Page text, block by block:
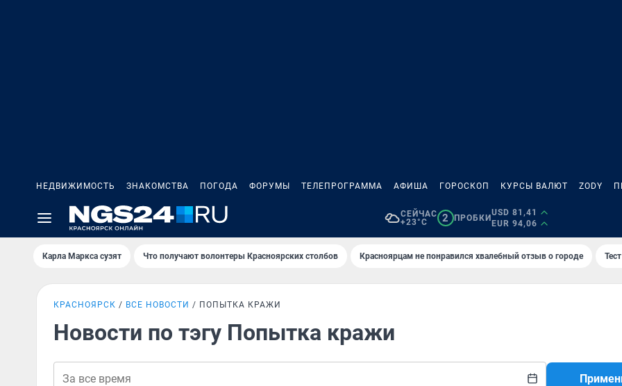
НЕДВИЖИМОСТЬ ЗНАКОМСТВА ПОГОДА ФОРУМЫ ТЕЛЕПРОГРАММА АФИША ГОРОСКОП КУРСЫ ВАЛЮТ ZODY
СЕЙЧАС
+23°C
2 ПРОБКИ
USD 81,41
EUR 94,06
Карла Маркса сузят Что получают волонтеры Красноярских столбов Красноярцам не понравился хвалебный отзыв о городе
КРАСНОЯРСК ВСЕ НОВОСТИ ПОПЫТКА КРАЖИ
Новости по тэгу Попытка кражи